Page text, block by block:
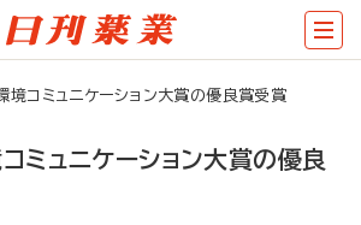
境コミュニケーション大賞の優良賞受賞
ミュニケーション大賞の優良